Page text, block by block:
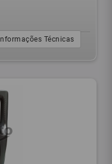
Informações Técnicas